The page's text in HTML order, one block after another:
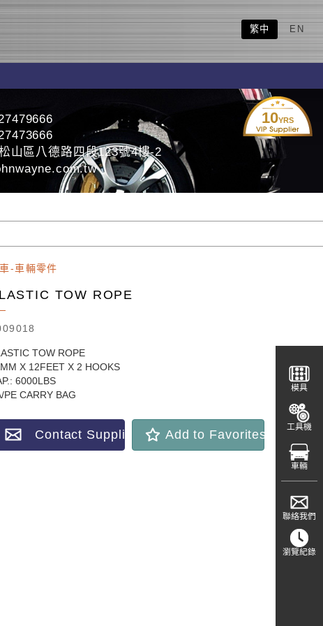
繁中 EN
10YRS
山區八德路四段123號4樓-2
-車輛零件
TOW ROPE
TOW ROPE
X 12FEET X 2 HOOKS
6000LBS
PE CARRY BAG
Contact Supplier Add to Favorites
模具
工具機
車輛
聯絡我們
瀏覽紀錄